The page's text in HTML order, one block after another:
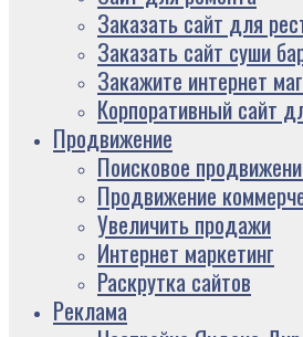
Заказать сайт для
Заказать сайт суши
Закажите интернет
Корпоративный сайт
Продвижение
Поисковое
Продвижение
Увеличить продажи
Интернет маркетинг
Раскрутка сайтов
Реклама